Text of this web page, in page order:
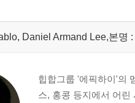
Daniel Armand Lee,본명
힙합그룹 '에픽하이'의
스, 홍콩 등지에서 어